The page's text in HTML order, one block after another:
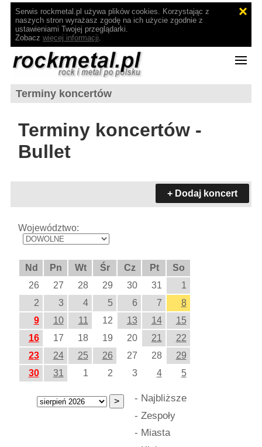
Serwis rockmetal.pl używa plików cookies. Korzystając z
naszych stron wyrażasz zgodę na ich użycie zgodnie z
ustawieniami Twojej przeglądarki.
Zobacz więcej informacji.
Terminy koncertów
Terminy koncertów -
Bullet
+ Dodaj koncert
Województwo:
Nd Pn Wt Śr Cz Pt
So
26
27 28 29 30 31
1
2
3 4 5 6 7
8
9
10 11 12 13 14
15
16
17 18 19 20 21
22
23
24 25 26 27 28
29
30
31 1 2 3 4 5
- Najbliższe
- Zespoły
- Miasta